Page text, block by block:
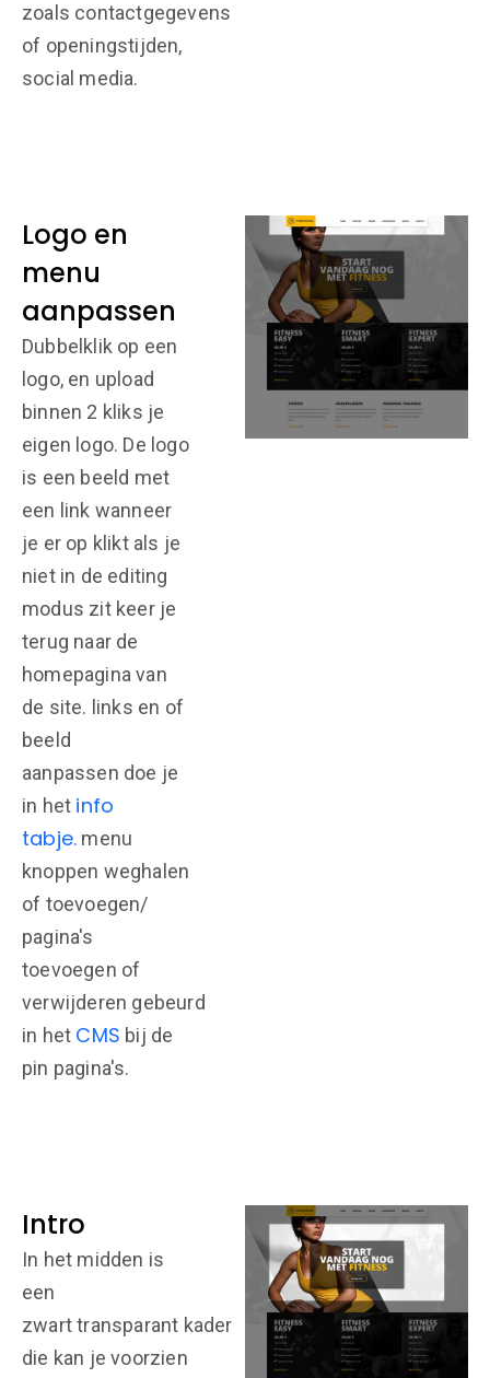
zoals contactgegevens
of openingstijden,
social media.
Logo en
menu
aanpassen
Dubbelklik op een
logo, en upload
binnen 2 kliks je
eigen logo. De logo
is een beeld met
een link wanneer
je er op klikt als je
niet in de editing
modus zit keer je
terug naar de
homepagina van
de site. links en of
beeld
aanpassen doe je
in het info
tabje. menu
knoppen weghalen
of toevoegen/
pagina's
toevoegen of
verwijderen gebeurd
in het CMS bij de
pin pagina's.
Intro
In het midden is
een
zwart transparant kader
die kan je voorzien